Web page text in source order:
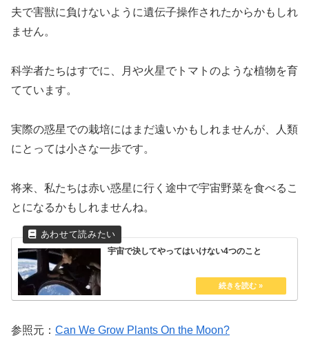
夫で害獣に負けないように遺伝子操作されたからかもしれ
ません。
科学者たちはすでに、月や火星でトマトのような植物を育
てています。
実際の惑星での栽培にはまだ遠いかもしれませんが、人類
にとっては小さな一歩です。
将来、私たちは赤い惑星に行く途中で宇宙野菜を食べるこ
とになるかもしれませんね。
宇宙で決してやってはいけない4つのこと
参照元： Can We Grow Plants On the Moon?